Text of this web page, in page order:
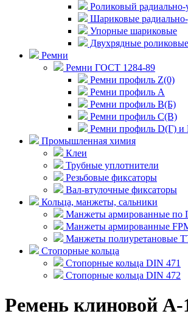
Роликовый
Шариковые
Упорные шариковые
Двухрядные
Ремни
Ремни ГОСТ 1284-89
Ремни профиль Z(0)
Ремни профиль А
Ремни профиль В(Б)
Ремни профиль С(В)
Ремни профиль D(Г) и
Промышленная химия
Клеи
Трубные уплотнители
Резьбовые фиксаторы
Вал-втулочные фиксаторы
Кольца, манжеты, сальники
Манжеты армированные по
Манжеты армированные
Манжеты полиуретановые
Стопорные кольца
Стопорные кольца DIN 471
Стопорные кольца DIN 472
Ремень клиновой